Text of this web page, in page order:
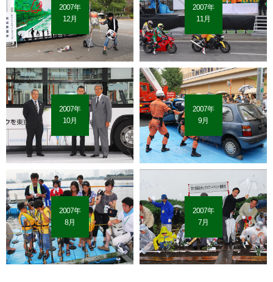
2007年
12月
2007年
11月
2007年
10月
2007年
9月
2007年
8月
2007年
7月